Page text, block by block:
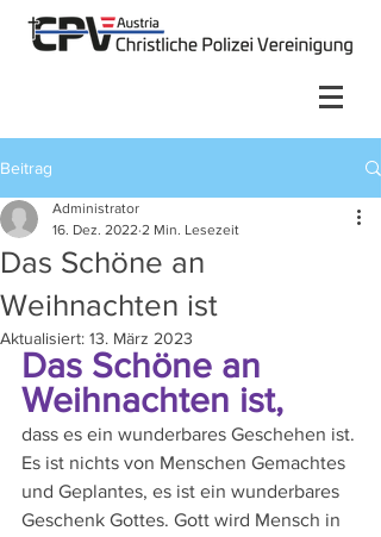
Beitrag
Das Schöne an
Weihnachten ist
Administrator
16. Dez. 2022 2 Min. Lesezeit
Aktualisiert: 13. März 2023
Das Schöne an
Weihnachten ist,
dass es ein wunderbares Geschehen ist.
Es ist nichts von Menschen Gemachtes
und Geplantes, es ist ein wunderbares
Geschenk Gottes. Gott wird Mensch in